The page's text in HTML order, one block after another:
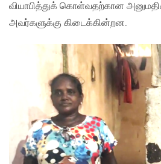
வியாபித்துக் கொள்வதற்கான
அவர்களுக்கு கிடைக்கின்றன.